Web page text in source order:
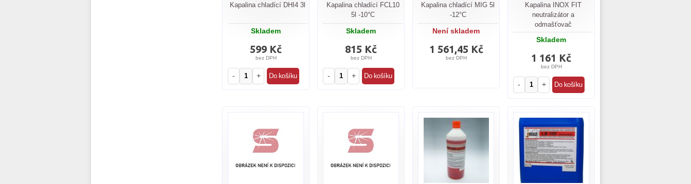
Kapalina chladící DHI4 3l
Skladem
599 Kč
bez DPH
- +
Kapalina chladící FCL10
5l -10°C
Skladem
815 Kč
bez DPH
- +
Kapalina chladící MIG 5l
-12°C
Není skladem
1 561,45 Kč
bez DPH
Kapalina INOX FIT
neutralizátor a
odmašťovač
Skladem
1 161 Kč
bez DPH
- +